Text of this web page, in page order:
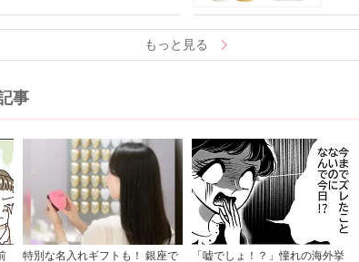
もっと見る
事
特別な名入れギフトも！ 銀座で
「嘘でしょ！？」憧れの海外挙